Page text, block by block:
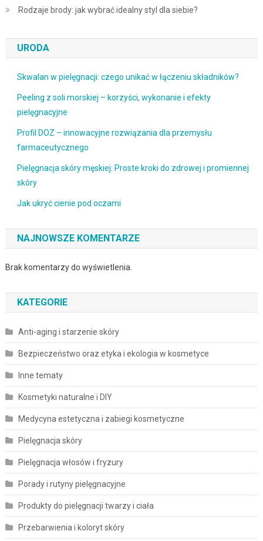
Rodzaje brody: jak wybrać idealny styl dla siebie?
URODA
Skwalan w pielęgnacji: czego unikać w łączeniu składników?
Peeling z soli morskiej – korzyści, wykonanie i efekty
pielęgnacyjne
Profil DOZ – innowacyjne rozwiązania dla przemysłu
farmaceutycznego
Pielęgnacja skóry męskiej: Proste kroki do zdrowej i promiennej
skóry
Jak ukryć cienie pod oczami
NAJNOWSZE KOMENTARZE
Brak komentarzy do wyświetlenia.
KATEGORIE
Anti-aging i starzenie skóry
Bezpieczeństwo oraz etyka i ekologia w kosmetyce
Inne tematy
Kosmetyki naturalne i DIY
Medycyna estetyczna i zabiegi kosmetyczne
Pielęgnacja skóry
Pielęgnacja włosów i fryzury
Porady i rutyny pielęgnacyjne
Produkty do pielęgnacji twarzy i ciała
Przebarwienia i koloryt skóry